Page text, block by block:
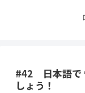
#42 日本語で
しょう！